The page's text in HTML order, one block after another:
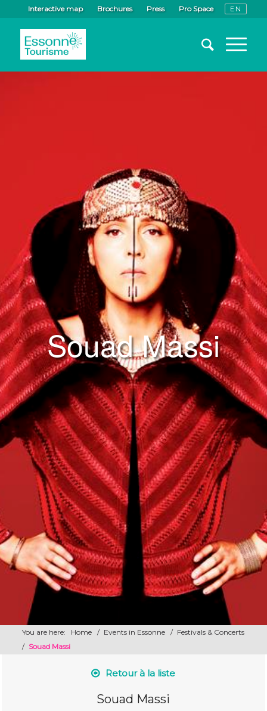
Interactive map Brochures Press Pro Space
Souad Massi
You are here: Home / Events in Essonne / Festivals & Concerts
/ Souad Massi
Retour à la liste
Souad Massi